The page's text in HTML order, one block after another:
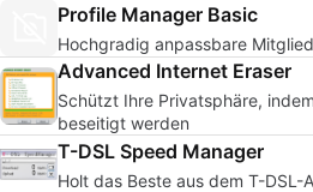
Profile Manager Basic
Hochgradig anpassbare
Advanced Internet Eraser
Schützt Ihre Privatsphäre,
beseitigt werden
T-DSL Speed Manager
Holt das Beste aus dem T-DSL-